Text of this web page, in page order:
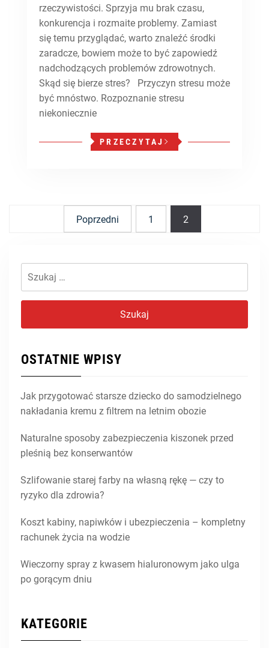
rzeczywistości. Sprzyja mu brak czasu,
konkurencja i rozmaite problemy. Zamiast
się temu przyglądać, warto znaleźć środki
zaradcze, bowiem może to być zapowiedź
nadchodzących problemów zdrowotnych.
Skąd się bierze stres? Przyczyn stresu może
być mnóstwo. Rozpoznanie stresu
niekoniecznie
PRZECZYTAJ
Nawigacja
wpisach
Poprzedni 1 2
OSTATNIE WPISY
Jak przygotować starsze dziecko do samodzielnego
nakładania kremu z filtrem na letnim obozie
Naturalne sposoby zabezpieczenia kiszonek przed
pleśnią bez konserwantów
Szlifowanie starej farby na własną rękę — czy to
ryzyko dla zdrowia?
Koszt kabiny, napiwków i ubezpieczenia – kompletny
rachunek życia na wodzie
Wieczorny spray z kwasem hialuronowym jako ulga
po gorącym dniu
KATEGORIE